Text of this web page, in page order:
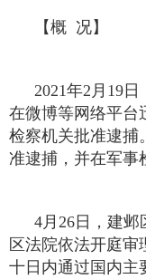
【概 况】
2021年2月19
在微博等网络平台
检察机关批准逮捕
准逮捕，并在军事
4月26日，建
区法院依法开庭
十日内通过国内主